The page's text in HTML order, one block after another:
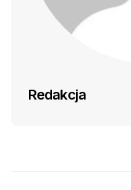
Redakcja